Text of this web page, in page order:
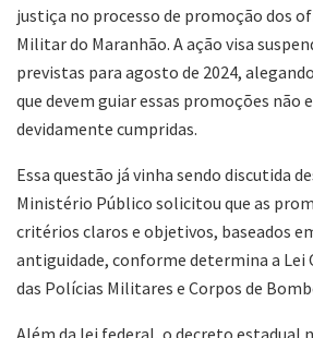
justiça no processo de promoção dos
Militar do Maranhão. A ação visa
previstas para agosto de 2024,
que devem guiar essas promoções não
devidamente cumpridas.
Essa questão já vinha sendo discutida
Ministério Público solicitou que as
critérios claros e objetivos, baseados
antiguidade, conforme determina a Lei
das Polícias Militares e Corpos de